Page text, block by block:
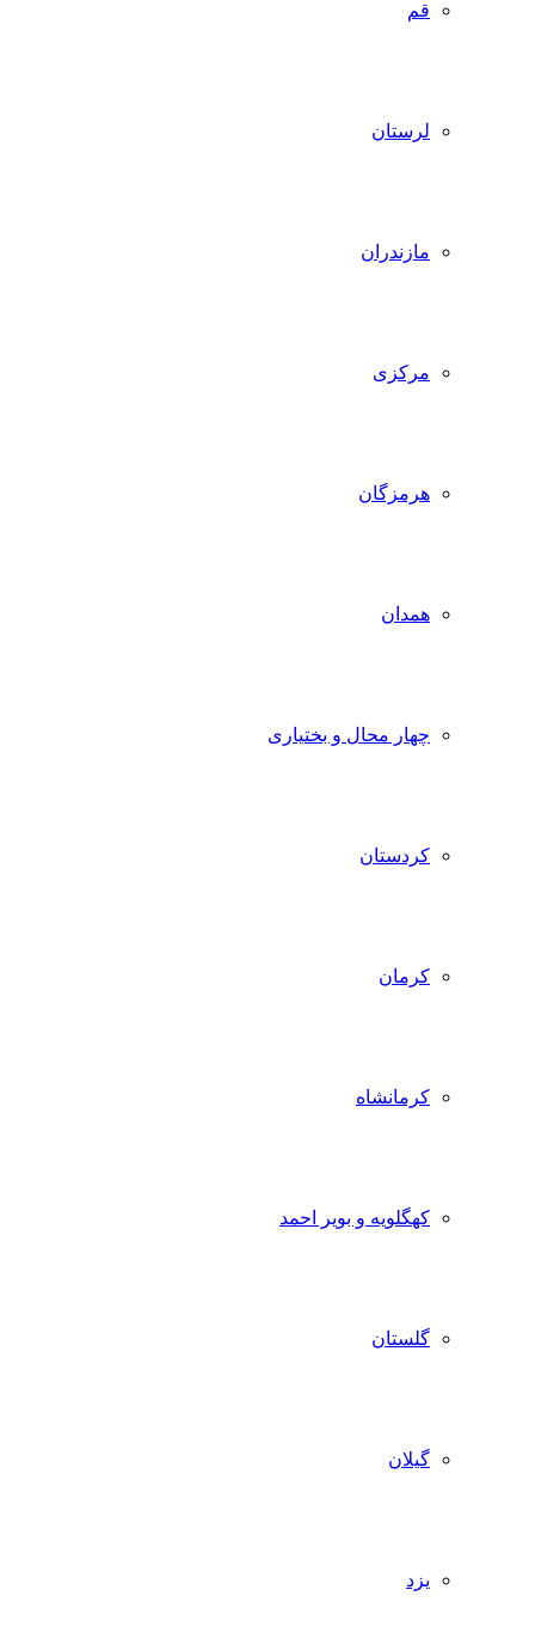
قم
لرستان
مازندران
مرکزی
هرمزگان
همدان
چهار محال و بختیاری
کردستان
کرمان
کرمانشاه
کهگلویه و بویر احمد
گلستان
گیلان
یزد